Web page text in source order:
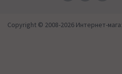
Copyright © 2008-2026 Интернет-